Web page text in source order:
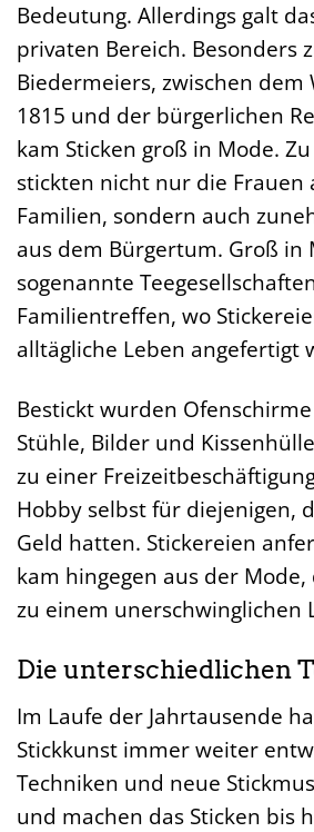
Bedeutung. Allerdings galt
privaten Bereich. Besonders
Biedermeiers, zwischen dem
1815 und der bürgerlichen
kam Sticken groß in Mode.
stickten nicht nur die Frauen
Familien, sondern auch
aus dem Bürgertum. Groß in
sogenannte
Familientreffen, wo
alltägliche Leben angefertigt
Bestickt wurden
Stühle, Bilder und
zu einer
Hobby selbst für diejenigen,
Geld hatten. Stickereien
kam hingegen aus der
zu einem unerschwinglichen
Die unterschiedlichen
Im Laufe der Jahrtausende
Stickkunst immer weiter
Techniken und neue
und machen das Sticken bis